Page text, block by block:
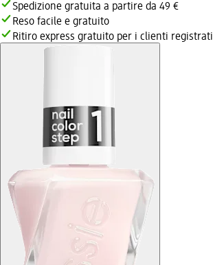
Spedizione gratuita a partire da 49 €
Reso facile e gratuito
Ritiro express gratuito per i clienti registrati